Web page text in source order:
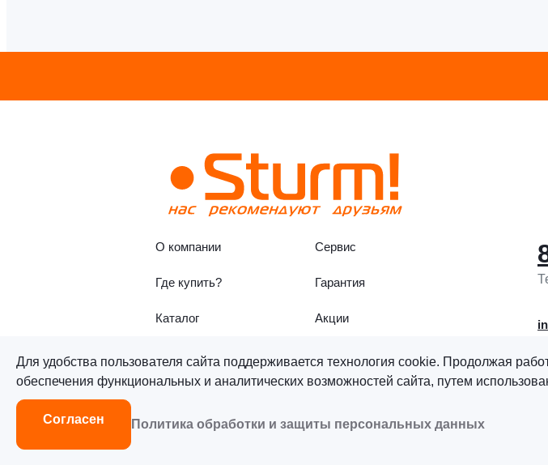
О компании Сервис
Где купить? Гарантия
Каталог Акции
Для удобства пользователя сайта поддерживается технология cookie. Продолжая
обеспечения функциональных и аналитических возможностей сайта, путем
Согласен Политика обработки и защиты персональных данных